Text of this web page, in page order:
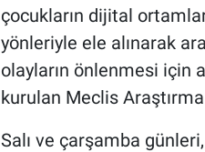
çocukların dijital
yönleriyle ele alınarak
olayların önlenmesi için
kurulan Meclis
Salı ve çarşamba